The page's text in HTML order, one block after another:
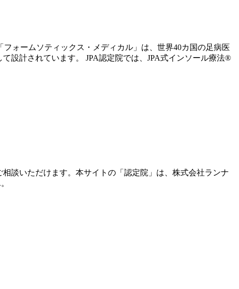
フォームソティックス・メディカル」は、世界40カ国の足病医
設計されています。 JPA認定院では、JPA式インソール療法®
談いただけます。本サイトの「認定院」は、株式会社ランナ